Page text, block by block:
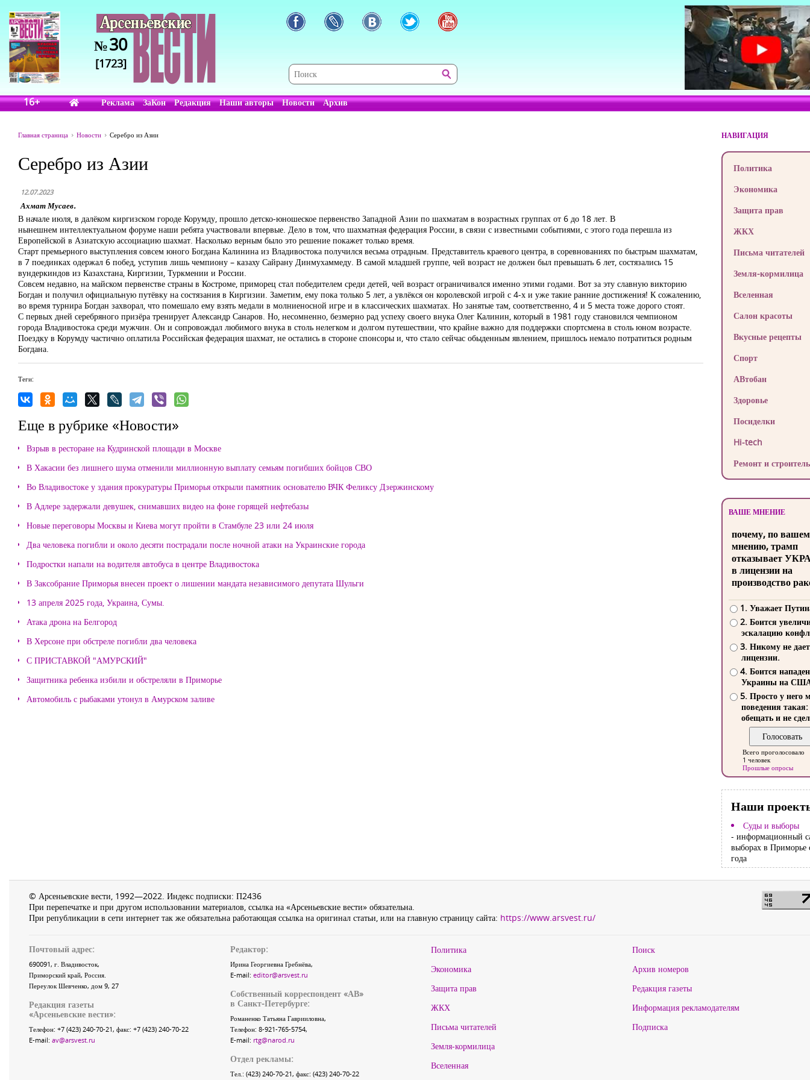
№30
[1723]
16+ Реклама ЗаКон Редакция Наши авторы Новости Архив
Главная страница Новости Серебро из Азии
Серебро из Азии
12.07.2023
Ахмат Мусаев.
В начале июля, в далёком киргизском городе Корумду, прошло детско-юношеское первенство Западной Азии по шахматам в возрастных группах от 6 до 18 лет. В
нынешнем интеллектуальном форуме наши ребята участвовали впервые. Дело в том, что шахматная федерация России, в связи с известными событиями, с этого года перешла из
Европейской в Азиатскую ассоциацию шахмат. Насколько верным было это решение покажет только время.
Старт премьерного выступления совсем юного Богдана Калинина из Владивостока получился весьма отрадным. Представитель краевого центра, в соревнованиях по быстрым шахматам,
в 7 поединках одержал 6 побед, уступив лишь чемпиону – казаху Сайрану Динмухаммеду. В самой младшей группе, чей возраст не должен был превышать 6 лет, состязались 15
вундеркиндов из Казахстана, Киргизии, Туркмении и России.
Совсем недавно, на майском первенстве страны в Костроме, приморец стал победителем среди детей, чей возраст ограничивался именно этими годами. Вот за эту славную викторию
Богдан и получил официальную путёвку на состязания в Киргизии. Заметим, ему пока только 5 лет, а увлёкся он королевской игрой с 4-х и уже такие ранние достижения! К сожалению,
во время турнира Богдан захворал, что помешало ему взять медали в молниеносной игре и в классических шахматах. Но занятые там, соответственно, 4 и 5 места тоже дорого стоят.
С первых дней серебряного призёра тренирует Александр Санаров. Но, несомненно, безмерно рад успеху своего внука Олег Калинин, который в 1981 году становился чемпионом
города Владивостока среди мужчин. Он и сопровождал любимого внука в столь нелегком и долгом путешествии, что крайне важно для поддержки спортсмена в столь юном возрасте.
Поездку в Корумду частично оплатила Российская федерация шахмат, не остались в стороне спонсоры и, что стало сейчас обыденным явлением, пришлось немало потратиться родным
Богдана.
Теги:
Еще в рубрике «Новости»
Взрыв в ресторане на Кудринской площади в Москве
В Хакасии без лишнего шума отменили миллионную выплату семьям погибших бойцов СВО
Во Владивостоке у здания прокуратуры Приморья открыли памятник основателю ВЧК Феликсу Дзержинскому
В Адлере задержали девушек, снимавших видео на фоне горящей нефтебазы
Новые переговоры Москвы и Киева могут пройти в Стамбуле 23 или 24 июля
Два человека погибли и около десяти пострадали после ночной атаки на Украинские города
Подростки напали на водителя автобуса в центре Владивостока
В Заксобрание Приморья внесен проект о лишении мандата независимого депутата Шульги
13 апреля 2025 года, Украина, Сумы.
Атака дрона на Белгород
В Херсоне при обстреле погибли два человека
С ПРИСТАВКОЙ "АМУРСКИЙ"
Защитника ребенка избили и обстреляли в Приморье
Автомобиль с рыбаками утонул в Амурском заливе
НАВИГАЦИЯ
Политика
Экономика
Защита прав
ЖКХ
Письма читателей
Земля-кормилица
Вселенная
Салон красоты
Вкусные рецепты
Спорт
АВтобан
Здоровье
Посиделки
Hi-tech
Ремонт и
ВАШЕ МНЕНИЕ
почему, по
мнению, трамп
отказывает
в лицензии на
производство
1. Уважает
2. Боится
эскалацию
3. Никому не
лицензии.
4. Боится
Украины на
5. Просто у него
поведения такая:
обещать и не
Всего проголосовало
1 человек
Прошлые опросы
Наши
Суды и выборы
- информационный
выборах в Приморье
года
© Арсеньевские вести, 1992—2022. Индекс подписки: П2436
При перепечатке и при другом использовании материалов, ссылка на «Арсеньевские вести» обязательна.
При републикации в сети интернет так же обязательна работающая ссылка на оригинал статьи, или на главную страницу сайта: https://www.arsvest.ru/
Почтовый адрес:
690091, г. Владивосток,
Приморский край, Россия.
Переулок Шевченко, дом 9, 27
Редакция газеты
«Арсеньевские вести»:
Телефон: +7 (423) 240-70-21, факс: +7 (423) 240-70-22
E-mail: av@arsvest.ru
Редактор:
Ирина Георгиевна Гребнёва,
E-mail: editor@arsvest.ru
Собственный корреспондент «АВ»
в Санкт-Петербурге:
Романенко Татьяна Гаврииловна,
Телефон: 8-921-765-5754,
E-mail: rtg@narod.ru
Отдел рекламы:
Тел.: (423) 240-70-21, факс: (423) 240-70-22
Политика
Экономика
Защита прав
ЖКХ
Письма читателей
Земля-кормилица
Вселенная
Поиск
Архив номеров
Редакция газеты
Информация рекламодателям
Подписка